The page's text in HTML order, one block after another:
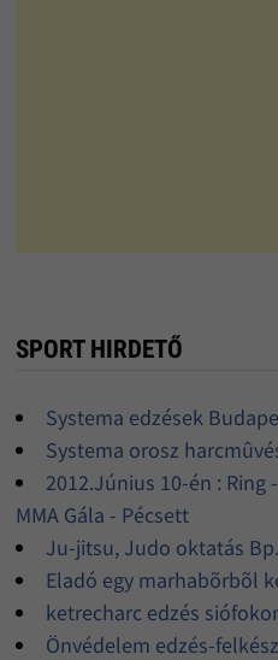
SPORT HIRDETŐ
Systema edzések
Systema orosz
2012.Június 10-én : Ring
MMA Gála - Pécsett
Ju-jitsu, Judo oktatás
Eladó egy marhabõrbõl
ketrecharc edzés
Önvédelem edzés-